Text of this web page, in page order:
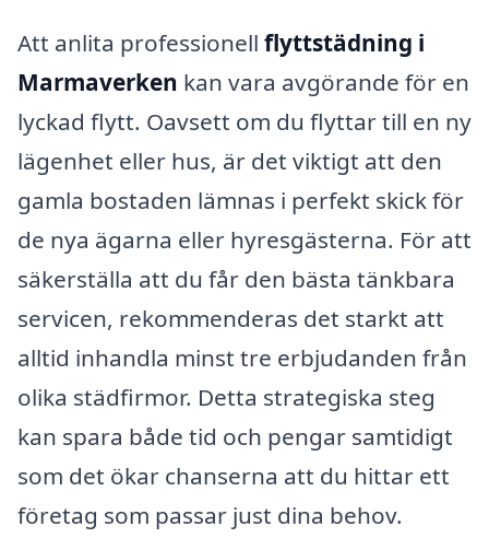
Att anlita professionell flyttstädning i
Marmaverken kan vara avgörande för en
lyckad flytt. Oavsett om du flyttar till en ny
lägenhet eller hus, är det viktigt att den
gamla bostaden lämnas i perfekt skick för
de nya ägarna eller hyresgästerna. För att
säkerställa att du får den bästa tänkbara
servicen, rekommenderas det starkt att
alltid inhandla minst tre erbjudanden från
olika städfirmor. Detta strategiska steg
kan spara både tid och pengar samtidigt
som det ökar chanserna att du hittar ett
företag som passar just dina behov.